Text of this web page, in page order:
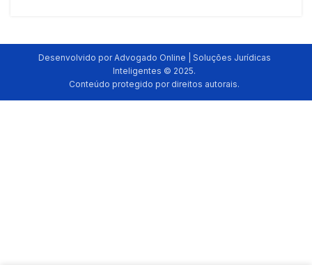
Desenvolvido por Advogado Online | Soluções Jurídicas
Inteligentes © 2025.
Conteúdo protegido por direitos autorais.